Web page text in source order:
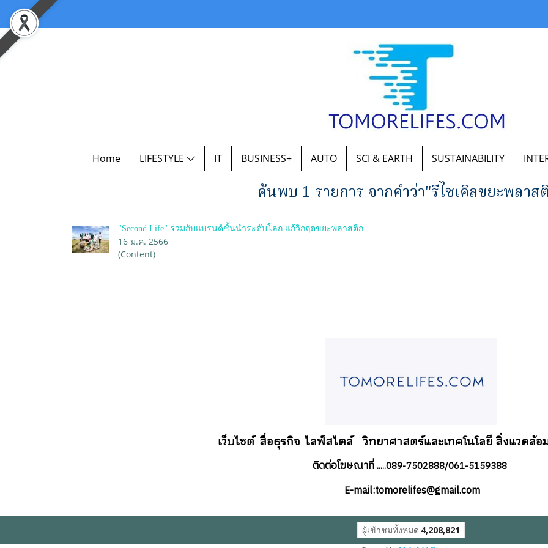
Home LIFESTYLE IT BUSINESS+ AUTO SCI & EARTH SUSTAINABILITY
ค้นพบ 1 รายการ จากคำว่า"รีไซเคิลขยะพลาส
"Second Life" ร่วมกับแบรนด์ชั้นนำระดับโลก แก้วิกฤตขยะพลาสติก
16 ม.ค. 2566
(Content)
เว็บไซต์ สื่อธุรกิจไลฟ์สไตล์ วิทยาศาสตร์และเทคโนโลยี สิ่งแวดล้
ติดต่อโฆษณาที่.....089-7502888/061-5159388
E-mail:tomorelifes@gmail.com
ผู้เข้าชมทั้งหมด 4,208,821